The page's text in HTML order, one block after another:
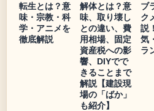
転生とは？意
味・宗教・科
学・アニメを
徹底解説
解体とは？意
味、取り壊し
との違い、費
用相場、固定
資産税への影
響、DIYでで
きることまで
解説【建設現
場の「ばか」
も紹介】
ブ
ク
説
気
ラ